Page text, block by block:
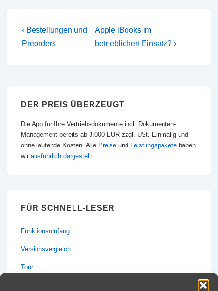
Beitragsnavigation
Vorheriger
Beitrag
‹ Bestellungen und
Preorders
Nächster
Beitrag
Apple iBooks im
betrieblichen Einsatz? ›
DER PREIS ÜBERZEUGT
Die App für Ihre Vertriebsdokumente incl. Dokumenten-
Management bereits ab 3.000 EUR zzgl. USt. Einmalig und
ohne laufende Kosten. Alle Preise und Leistungspakete haben
wir ausführlich dargestellt
FÜR SCHNELL-LESER
Funktionsumfang
Versionsvergleich
Tour